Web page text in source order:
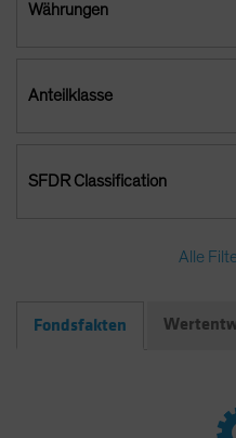
Iceland
Netherlands
South Korea - 대한민
Währungen
Anteilklasse
SFDR Classification
Alle
Fondsfakten